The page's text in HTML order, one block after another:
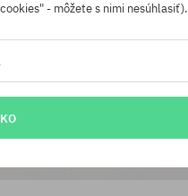
cookies" - môžete s nimi nesúhlasiť).